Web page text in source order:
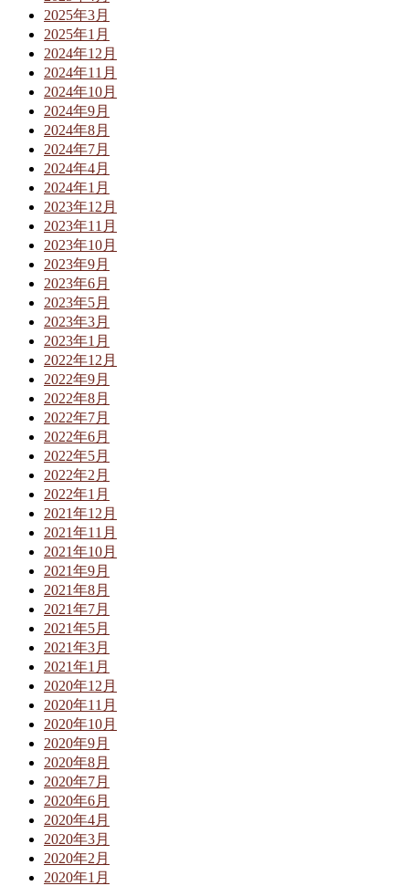
2025年3月
2025年1月
2024年12月
2024年11月
2024年10月
2024年9月
2024年8月
2024年7月
2024年4月
2024年1月
2023年12月
2023年11月
2023年10月
2023年9月
2023年6月
2023年5月
2023年3月
2023年1月
2022年12月
2022年9月
2022年8月
2022年7月
2022年6月
2022年5月
2022年2月
2022年1月
2021年12月
2021年11月
2021年10月
2021年9月
2021年8月
2021年7月
2021年5月
2021年3月
2021年1月
2020年12月
2020年11月
2020年10月
2020年9月
2020年8月
2020年7月
2020年6月
2020年4月
2020年3月
2020年2月
2020年1月